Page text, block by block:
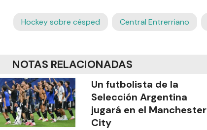
Hockey sobre césped Central Entrerriano
NOTAS RELACIONADAS
Un futbolista de la
Selección Argentina
jugará en el Manchester
City